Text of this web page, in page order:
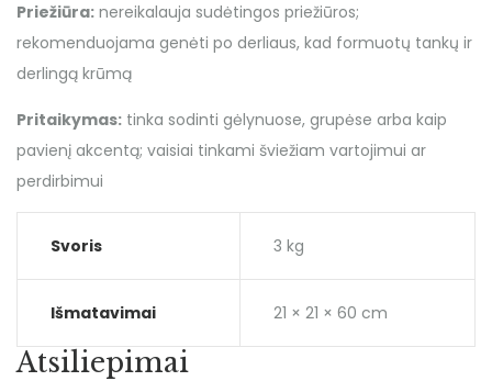
Priežiūra: nereikalauja sudėtingos priežiūros;
rekomenduojama genėti po derliaus, kad formuotų tankų ir
derlingą krūmą
Pritaikymas: tinka sodinti gėlynuose, grupėse arba kaip
pavienį akcentą; vaisiai tinkami šviežiam vartojimui ar
perdirbimui
Svoris 3 kg
Išmatavimai 21 × 21 × 60 cm
Atsiliepimai